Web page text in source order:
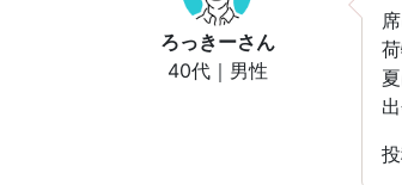
ろっきーさん
40代｜男性